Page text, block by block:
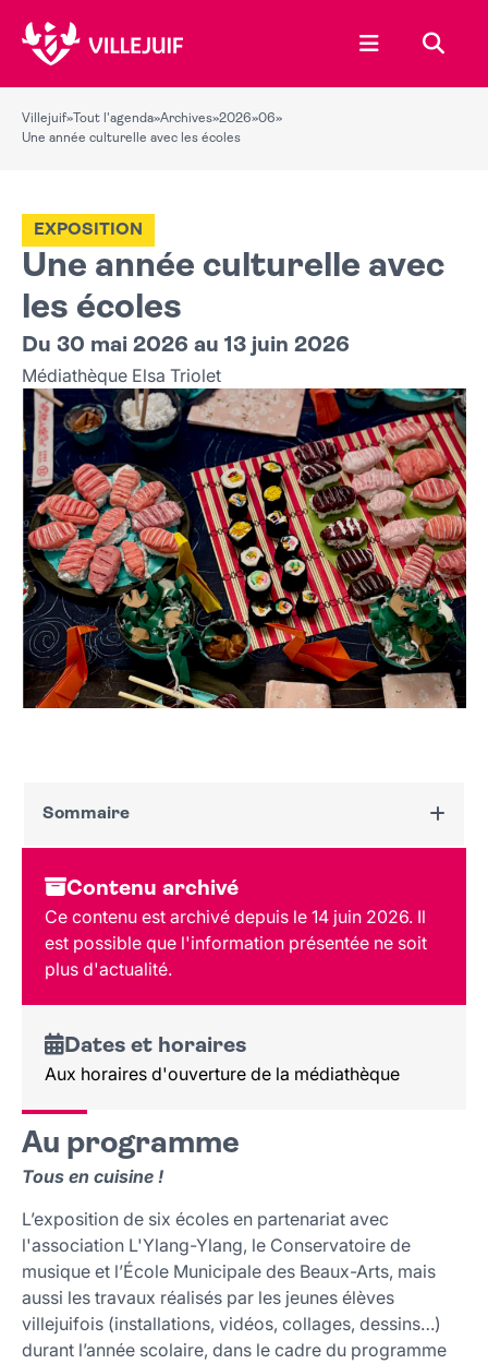
Ouvrir le
Villejuif» Tout l'agenda»Archives»2026»06»
Une année culturelle avec les écoles
Une année culturelle avec
les écoles
EXPOSITION
Du 30 mai 2026 au 13 juin 2026
Médiathèque Elsa Triolet
Sommaire
Dates et horaires
Au programme
Tarif et réservation
Public
Lieu et contact
Contenu archivé
Ce contenu est archivé depuis le 14 juin 2026. Il
est possible que l'information présentée ne soit
plus d'actualité.
Dates et horaires
Aux horaires d'ouverture de la médiathèque
Au programme
Tous en cuisine !
L’exposition de six écoles en partenariat avec
l'association L'Ylang-Ylang, le Conservatoire de
musique et l’École Municipale des Beaux-Arts, mais
aussi les travaux réalisés par les jeunes élèves
villejuifois (installations, vidéos, collages, dessins…)
durant l’année scolaire, dans le cadre du programme